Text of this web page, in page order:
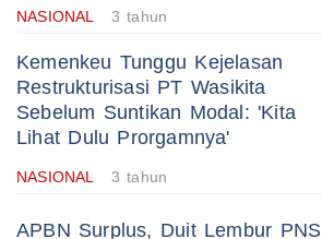
NASIONAL 3 tahun
Kemenkeu Tunggu Kejelasan
Restrukturisasi PT Wasikita
Sebelum Suntikan Modal: 'Kita
Lihat Dulu Prorgamnya'
NASIONAL 3 tahun
APBN Surplus, Duit Lembur PNS